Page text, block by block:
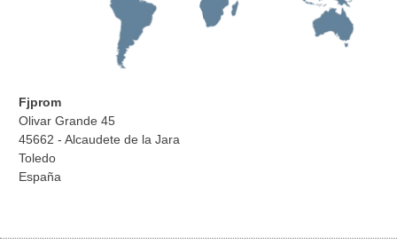
Fjprom
Olivar Grande 45
45662 - Alcaudete de la Jara
Toledo
España